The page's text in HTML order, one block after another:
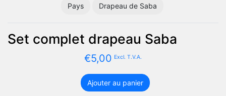
Pays Drapeau de Saba
Set complet drapeau Saba
€5,00 Excl. T.V.A.
quantité
Ajouter au panier